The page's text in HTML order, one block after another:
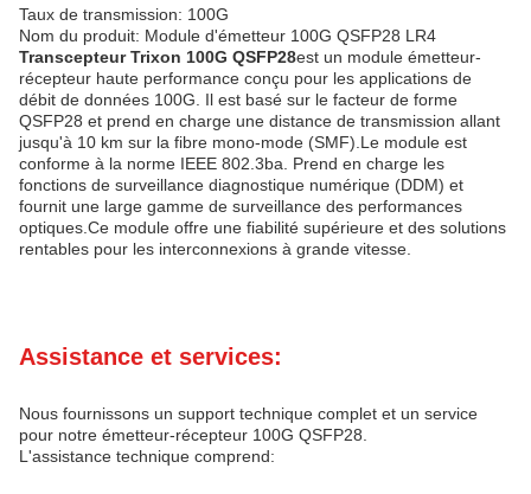
Taux de transmission: 100G
Nom du produit: Module d'émetteur 100G QSFP28 LR4
Transcepteur Trixon 100G QSFP28est un module émetteur-
récepteur haute performance conçu pour les applications de
débit de données 100G. Il est basé sur le facteur de forme
QSFP28 et prend en charge une distance de transmission allant
jusqu'à 10 km sur la fibre mono-mode (SMF).Le module est
conforme à la norme IEEE 802.3ba. Prend en charge les
fonctions de surveillance diagnostique numérique (DDM) et
fournit une large gamme de surveillance des performances
optiques.Ce module offre une fiabilité supérieure et des solutions
rentables pour les interconnexions à grande vitesse.
Assistance et services:
Nous fournissons un support technique complet et un service
pour notre émetteur-récepteur 100G QSFP28.
L'assistance technique comprend: